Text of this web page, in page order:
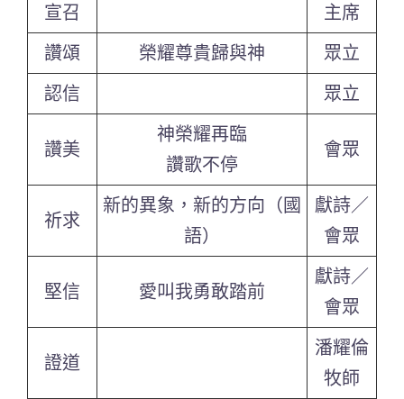
宣召
主席
讚頌
榮耀尊貴歸與神
眾立
認信
眾立
讚美
神榮耀再臨
讚歌不停
會眾
祈求
新的異象，新的方向（國
語）
獻詩／
會眾
堅信 愛叫我勇敢踏前
獻詩／
會眾
證道
潘耀倫
牧師